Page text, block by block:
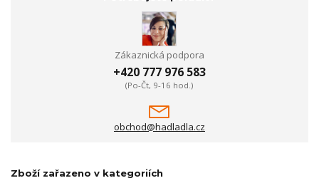
Zákaznická podpora
+420 777 976 583
(Po-Čt, 9-16 hod.)
obchod@hadladla.cz
Zboží zařazeno v kategoriích